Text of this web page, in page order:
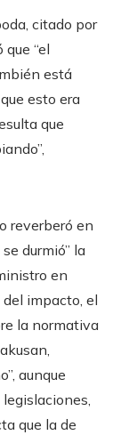
citado por
“el
está
esto era
que
reverberó en
durmió” la
en
impacto, el
la normativa
aunque
que la de